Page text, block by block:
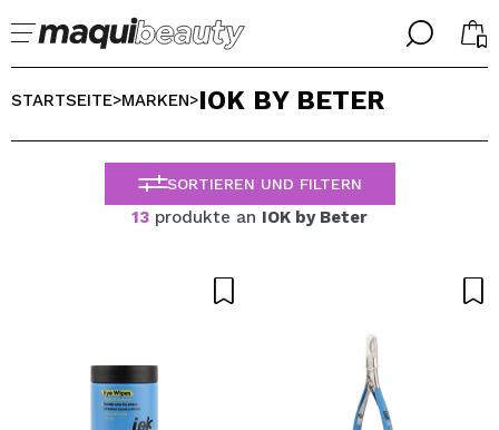
╳
WILLKOMMEN!
╳
WÄHLE DEINE SPRACHE
ALEMAN
ESPAÑOL
ENGLISH
PORTUGUESE
STARTSEITE>MARKEN>IOK BY BETER
SORTIEREN UND FILTERN
13 produkte an IOK by Beter